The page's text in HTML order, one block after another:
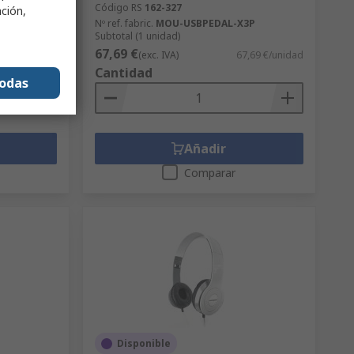
Código RS 162-327
Nº ref. fabric. MOU-USBPEDAL-X3P
Subtotal (1 unidad)
67,69 €(exc. IVA) 67,69 €/unidad
Cantidad
Añadir
Comparar
Disponible